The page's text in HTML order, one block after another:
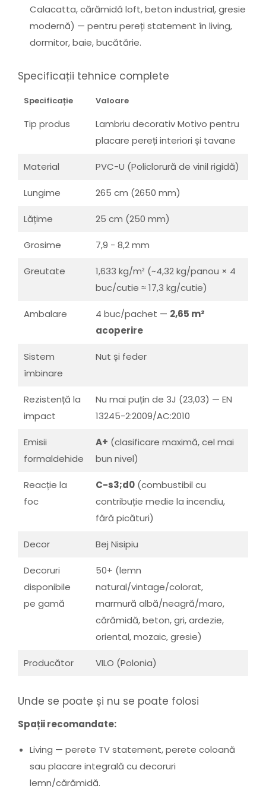
Calacatta, cărămidă loft, beton industrial, gresie
modernă) — pentru pereți statement în living,
dormitor, baie, bucătărie.
Specificații tehnice complete
Specificație Valoare
Tip produs
Lambriu decorativ Motivo pentru
placare pereți interiori și tavane
Material PVC-U (Policlorură de vinil rigidă)
Lungime 265 cm (2650 mm)
Lățime 25 cm (250 mm)
Grosime 7,9 - 8,2 mm
Greutate
1,633 kg/m² (~4,32 kg/panou × 4
buc/cutie ≈ 17,3 kg/cutie)
Ambalare 4 buc/pachet — 2,65 m²
acoperire
Sistem
îmbinare
Nut și feder
Rezistență la
impact
Nu mai puțin de 3J (23,03) — EN
13245-2:2009/AC:2010
Emisii
formaldehide
A+ (clasificare maximă, cel mai
bun nivel)
Reacție la
foc
C-s3;d0 (combustibil cu
contribuție medie la incendiu,
fără picături)
Decor Bej Nisipiu
Decoruri
disponibile
pe gamă
50+ (lemn
natural/vintage/colorat,
marmură albă/neagră/maro,
cărămidă, beton, gri, ardezie,
oriental, mozaic, gresie)
Producător VILO (Polonia)
Unde se poate și nu se poate folosi
Spații recomandate:
Living — perete TV statement, perete coloană
sau placare integrală cu decoruri
lemn/cărămidă.